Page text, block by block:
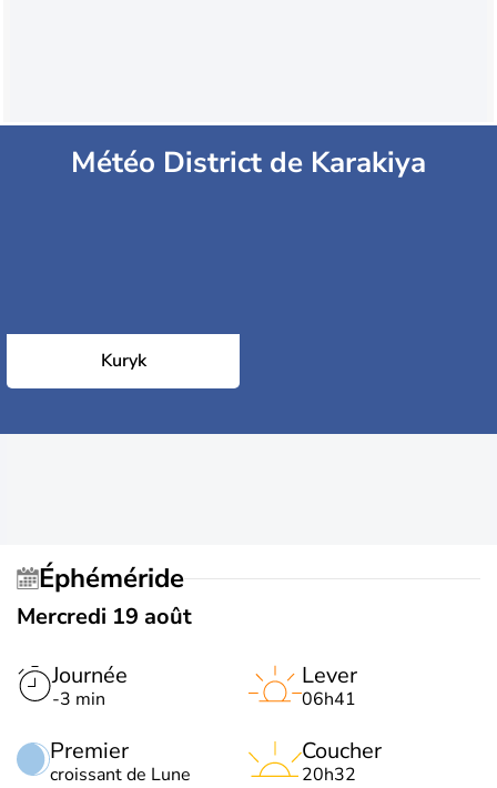
Météo District de Karakiya
Kuryk
Éphéméride
Mercredi 19 août
Journée
-3 min
Premier
croissant de Lune
Lever
06h41
Coucher
20h32